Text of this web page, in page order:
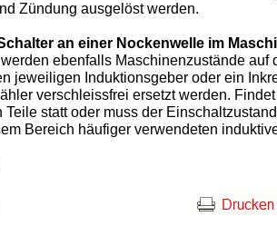
Zündung ausgelöst werden.
an einer Nockenwelle im
werden ebenfalls Maschinenzustände
jeweiligen Induktionsgeber oder ein
verschleissfrei ersetzt werden.
Teile statt oder muss der
Bereich häufiger verwendeten